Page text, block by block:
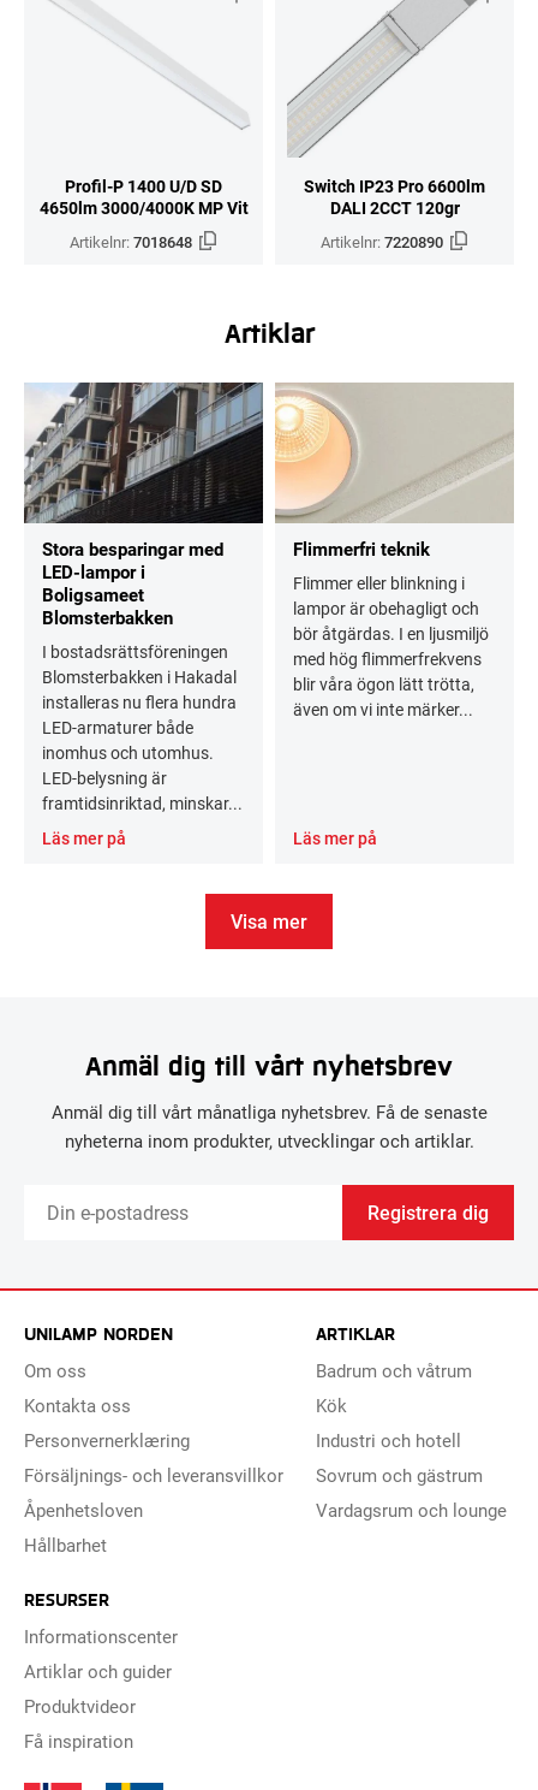
Profil-P 1400 U/D SD
4650lm 3000/4000K MP Vit
Artikelnr:7018648
Switch IP23 Pro 6600lm
DALI 2CCT 120gr
Artikelnr:7220890
Artiklar
Stora besparingar med
LED-lampor i
Boligsameet
Blomsterbakken
I bostadsrättsföreningen
Blomsterbakken i Hakadal
installeras nu flera hundra
LED-armaturer både
inomhus och utomhus.
LED-belysning är
framtidsinriktad, minskar...
Läs mer på
Flimmerfri teknik
Flimmer eller blinkning i
lampor är obehagligt och
bör åtgärdas. I en ljusmiljö
med hög flimmerfrekvens
blir våra ögon lätt trötta,
även om vi inte märker...
Läs mer på
Visa mer
Anmäl dig till vårt nyhetsbrev
Anmäl dig till vårt månatliga nyhetsbrev. Få de senaste
nyheterna inom produkter, utvecklingar och artiklar.
Registrera dig
UNILAMP NORDEN
Om oss
Kontakta oss
Personvernerklæring
Försäljnings- och leveransvillkor
Åpenhetsloven
Hållbarhet
ARTIKLAR
Badrum och våtrum
Kök
Industri och hotell
Sovrum och gästrum
Vardagsrum och lounge
RESURSER
Informationscenter
Artiklar och guider
Produktvideor
Få inspiration